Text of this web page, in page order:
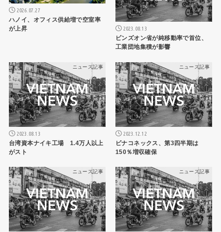
2026.07.27
ハノイ、オフィス供給増で空室率
が上昇
2023.08.13
ビンズオン省が純移動率で首位、
工業団地集積が影響
ニュース記事
2023.08.13
台湾資本ナイキ工場 1.4万人以上
がスト
ニュース記事
2023.12.12
ビナコネックス、第3四半期は
150％増収確保
ニュース記事 ニュース記事